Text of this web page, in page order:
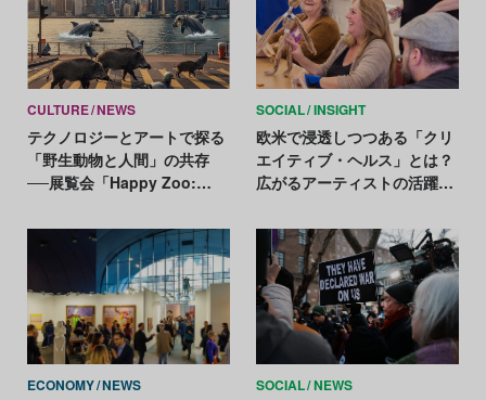
CULTURE NEWS
テクノロジーとアートで探る
「野生動物と人間」の共存
──展覧会「Happy Zoo:
で開催
SOCIAL INSIGHT
欧米で浸透しつつある「クリ
エイティブ・ヘルス」とは？
広がるアーティストの活躍の
Vol.3】
ECONOMY NEWS SOCIAL NEWS